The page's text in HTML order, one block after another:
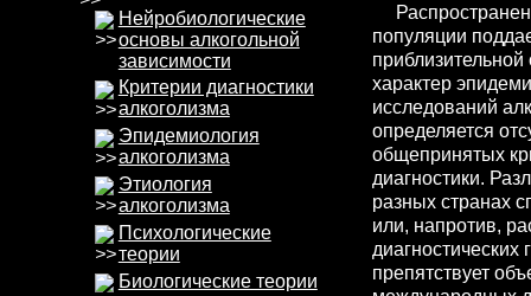
Нейробиологические
основы алкогольной
зависимости
Критерии диагностики
алкоголизма
Эпидемиология
алкоголизма
Этиология
алкоголизма
Психологические
теории
Биологические теории
популяции
характер
исследований
определяется
общепринятых
диагностики.
разных странах
или, напротив,
диагностических
препятствует